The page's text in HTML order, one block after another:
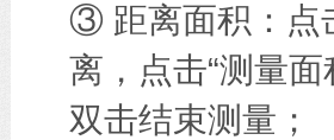
③ 距离面积：点
离，点击“测量
双击结束测量；